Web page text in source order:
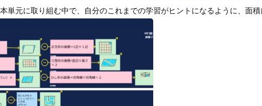
単元に取り組む中で、自分のこれまでの学習がヒントになるように、面積